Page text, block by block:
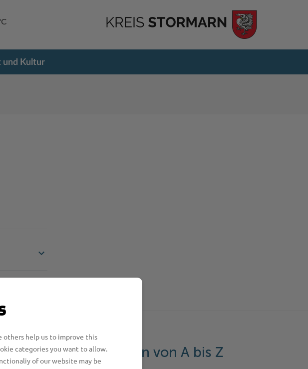
und Kultur
Leistungen von A bis Z
others help us to improve this
categories you want to allow.
of our website may be